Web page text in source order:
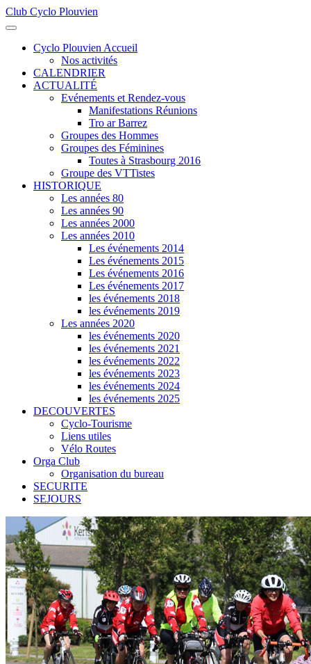
Club Cyclo Plouvien
Cyclo Plouvien Accueil
Nos activités
CALENDRIER
ACTUALITÉ
Evénements et Rendez-vous
Manifestations Réunions
Tro ar Barrez
Groupes des Hommes
Groupes des Féminines
Toutes à Strasbourg 2016
Groupe des VTTistes
HISTORIQUE
Les années 80
Les années 90
Les années 2000
Les années 2010
Les événements 2014
Les événements 2015
Les événements 2016
Les événements 2017
les événements 2018
les événements 2019
Les années 2020
les événements 2020
les événements 2021
les événements 2022
les événements 2023
les événements 2024
les événements 2025
DECOUVERTES
Cyclo-Tourisme
Liens utiles
Vélo Routes
Orga Club
Organisation du bureau
SECURITE
SEJOURS
précédente
précédent
suivante
suivant